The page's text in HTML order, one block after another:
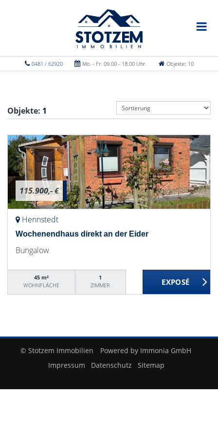
0481 / 62920 Mo. - Fr. 09.00 - 18.00 Uhr Objekte: 10
Objekte: 1
115.900,- €
Hennstedt
Wochenendhaus direkt an der Eider
Bungalow
45 m²
WOHNFLÄCHE
1
ZIMMER
© Stotzem Immobilien
Powered by Immonia GmbH
Impressum
Datenschutz Sitemap